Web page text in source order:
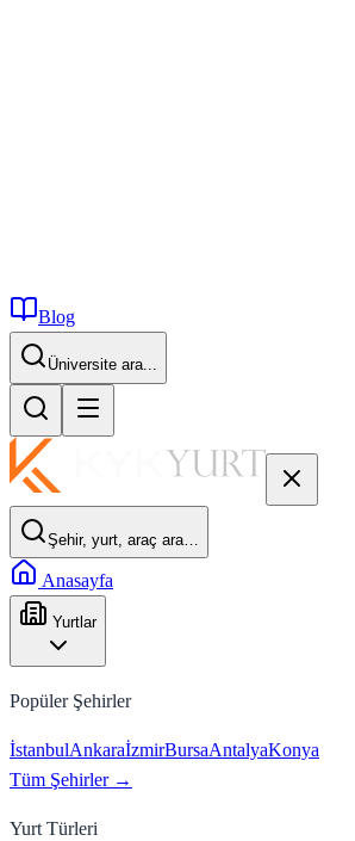
Blog
Üniversite ara...
Şehir, yurt, araç ara…
Anasayfa
Yurtlar
Popüler Şehirler
İstanbulAnkaraİzmirBursaAntalyaKonya
Tüm Şehirler →
Yurt Türleri